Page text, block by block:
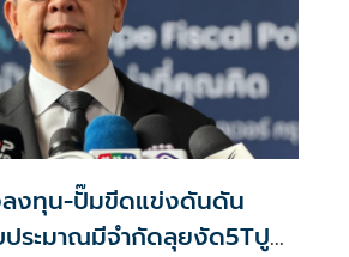
งลงทุน-ปั๊มขีดแข่งดันดัน
ระมาณมีจำกัดลุยงัด5Tปู